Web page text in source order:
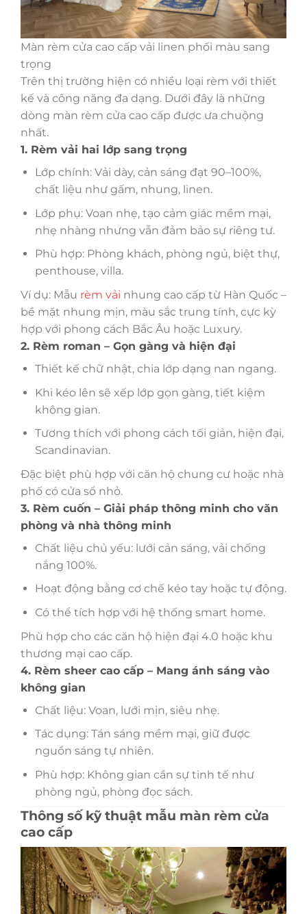
Màn rèm cửa cao cấp vải linen phối màu sang
trọng
Trên thị trường hiện có nhiều loại rèm với thiết
kế và công năng đa dạng. Dưới đây là những
dòng màn rèm cửa cao cấp được ưa chuộng
nhất.
1. Rèm vải hai lớp sang trọng
Lớp chính: Vải dày, cản sáng đạt 90–100%,
chất liệu như gấm, nhung, linen.
Lớp phụ: Voan nhẹ, tạo cảm giác mềm mại,
nhẹ nhàng nhưng vẫn đảm bảo sự riêng tư.
Phù hợp: Phòng khách, phòng ngủ, biệt thự,
penthouse, villa.
Ví dụ: Mẫu rèm vải nhung cao cấp từ Hàn Quốc –
bề mặt nhung mịn, màu sắc trung tính, cực kỳ
hợp với phong cách Bắc Âu hoặc Luxury.
2. Rèm roman – Gọn gàng và hiện đại
Thiết kế chữ nhật, chia lớp dạng nan ngang.
Khi kéo lên sẽ xếp lớp gọn gàng, tiết kiệm
không gian.
Tương thích với phong cách tối giản, hiện đại,
Scandinavian.
Đặc biệt phù hợp với căn hộ chung cư hoặc nhà
phố có cửa sổ nhỏ.
3. Rèm cuốn – Giải pháp thông minh cho văn
phòng và nhà thông minh
Chất liệu chủ yếu: lưới cản sáng, vải chống
nắng 100%.
Hoạt động bằng cơ chế kéo tay hoặc tự động.
Có thể tích hợp với hệ thống smart home.
Phù hợp cho các căn hộ hiện đại 4.0 hoặc khu
thương mại cao cấp.
4. Rèm sheer cao cấp – Mang ánh sáng vào
không gian
Chất liệu: Voan, lưới mịn, siêu nhẹ.
Tác dụng: Tán sáng mềm mại, giữ được
nguồn sáng tự nhiên.
Phù hợp: Không gian cần sự tinh tế như
phòng ngủ, phòng đọc sách.
Thông số kỹ thuật mẫu màn rèm cửa
cao cấp